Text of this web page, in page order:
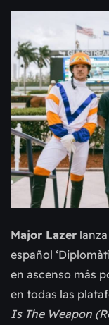
Major Lazer
español
en ascenso más
en todas las
Is The Weapon